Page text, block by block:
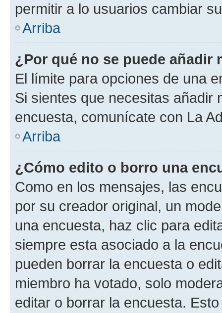
permitir a lo usuarios cambiar
Arriba
¿Por qué no se puede añadir
El límite para opciones de una
Si sientes que necesitas añadir
encuesta, comunícate con La
Arriba
¿Cómo edito o borro una
Como en los mensajes, las
por su creador original, un
una encuesta, haz clic para
siempre esta asociado a la
pueden borrar la encuesta o
miembro ha votado, solo
editar o borrar la encuesta.